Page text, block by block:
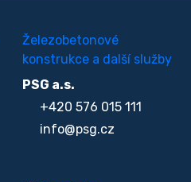
Železobetonové
konstrukce a další služby
PSG a.s.
+420 576 015 111
info@psg.cz